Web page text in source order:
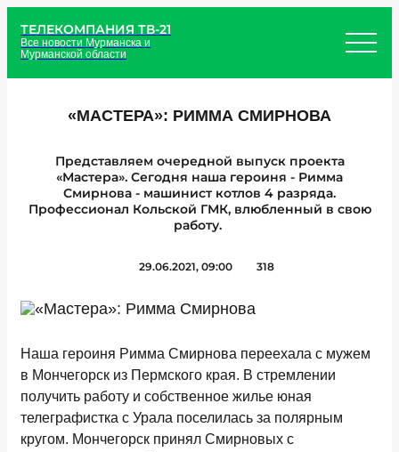
ТЕЛЕКОМПАНИЯ ТВ-21
Все новости Мурманска и
Мурманской области
«МАСТЕРА»: РИММА СМИРНОВА
Представляем очередной выпуск проекта
«Мастера». Сегодня наша героиня - Римма
Смирнова - машинист котлов 4 разряда.
Профессионал Кольской ГМК, влюбленный в свою
работу.
29.06.2021, 09:00 318
Наша героиня Римма Смирнова переехала с мужем
в Мончегорск из Пермского края. В стремлении
получить работу и собственное жилье юная
телеграфистка с Урала поселилась за полярным
кругом. Мончегорск принял Смирновых с